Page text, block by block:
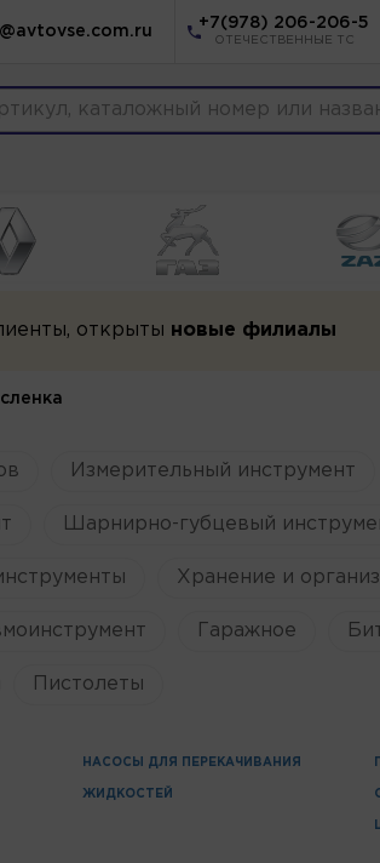
+7(978) 206-206-5
ОТЕЧЕСТВЕННЫЕ ТС
открыты новые филиалы
Измерительный инструмент
Шарнирно-губцевый
Хранение и
Гаражное
Пистолеты
НАСОСЫ ДЛЯ ПЕРЕКАЧИВАНИЯ
ЖИДКОСТЕЙ